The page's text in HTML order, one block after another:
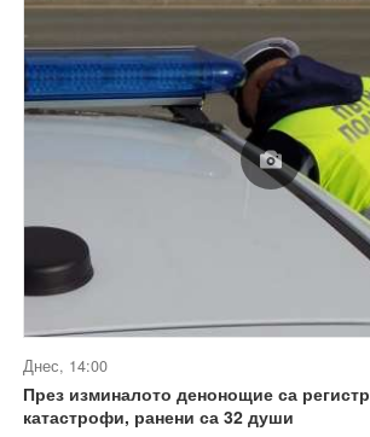
Днес, 14:00
През изминалото денонощие са
катастрофи, ранени са 32 души